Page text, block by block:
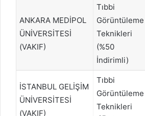
ANKARA MEDİPOL
ÜNİVERSİTESİ
(VAKIF)
Tıbbi
Görüntüleme
Teknikleri
(%50
İndirimli)
İSTANBUL GELİŞİM
ÜNİVERSİTESİ
(VAKIF)
Tıbbi
Görüntüleme
Teknikleri